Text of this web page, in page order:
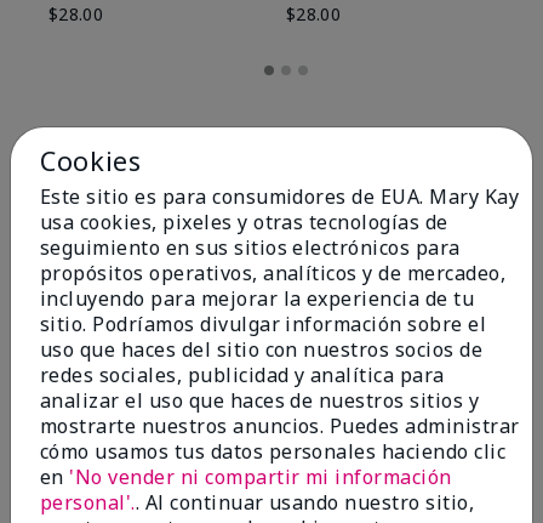
$28.00
$28.00
OPINIONES
4.8
Cookies
Este sitio es para consumidores de EUA. Mary Kay
usa cookies, pixeles y otras tecnologías de
seguimiento en sus sitios electrónicos para
propósitos operativos, analíticos y de mercadeo,
incluyendo para mejorar la experiencia de tu
sitio. Podríamos divulgar información sobre el
uso que haces del sitio con nuestros socios de
redes sociales, publicidad y analítica para
analizar el uso que haces de nuestros sitios y
mostrarte nuestros anuncios. Puedes administrar
cómo usamos tus datos personales haciendo clic
en 'No vender ni compartir mi información
personal'.. Al continuar usando nuestro sitio,